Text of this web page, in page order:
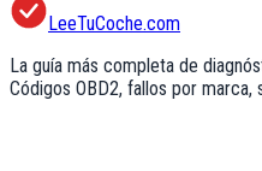
LeeTuCoche.com
La guía más completa de
Códigos OBD2, fallos por marca,